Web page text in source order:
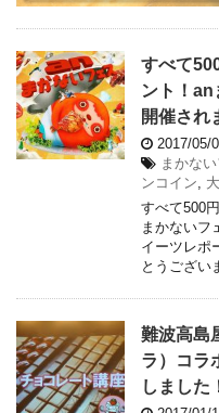
すべて
ント！an
開催され
2017/05/
まかな
ンコイン,
すべて500
まかないフ
イーツレポ
とうござい
難波高島
ラ）コラ
しました